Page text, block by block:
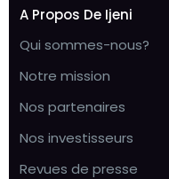
A Propos De Ijeni
Qui sommes-nous?
Notre mission
Nos partenaires
Nos investisseurs
Revues de presse